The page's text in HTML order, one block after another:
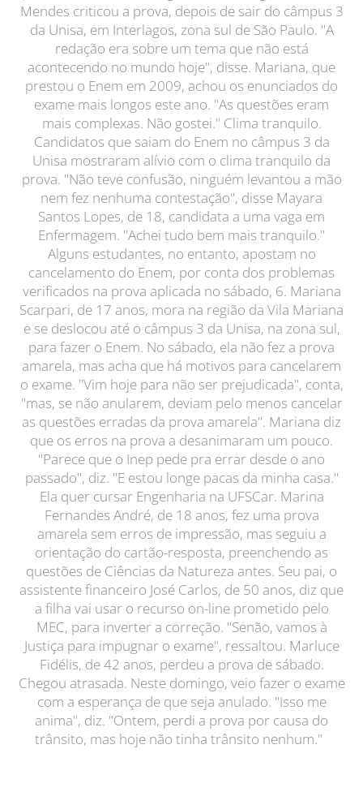
Mendes criticou a prova, depois de sair do câmpus 3
da Unisa, em Interlagos, zona sul de São Paulo. "A
redação era sobre um tema que não está
acontecendo no mundo hoje", disse. Mariana, que
prestou o Enem em 2009, achou os enunciados do
exame mais longos este ano. "As questões eram
mais complexas. Não gostei." Clima tranquilo.
Candidatos que saiam do Enem no câmpus 3 da
Unisa mostraram alívio com o clima tranquilo da
prova. "Não teve confusão, ninguém levantou a mão
nem fez nenhuma contestação", disse Mayara
Santos Lopes, de 18, candidata a uma vaga em
Enfermagem. "Achei tudo bem mais tranquilo."
Alguns estudantes, no entanto, apostam no
cancelamento do Enem, por conta dos problemas
verificados na prova aplicada no sábado, 6. Mariana
Scarpari, de 17 anos, mora na região da Vila Mariana
e se deslocou até o câmpus 3 da Unisa, na zona sul,
para fazer o Enem. No sábado, ela não fez a prova
amarela, mas acha que há motivos para cancelarem
o exame. "Vim hoje para não ser prejudicada", conta,
"mas, se não anularem, deviam pelo menos cancelar
as questões erradas da prova amarela". Mariana diz
que os erros na prova a desanimaram um pouco.
"Parece que o Inep pede pra errar desde o ano
passado", diz. "E estou longe pacas da minha casa."
Ela quer cursar Engenharia na UFSCar. Marina
Fernandes André, de 18 anos, fez uma prova
amarela sem erros de impressão, mas seguiu a
orientação do cartão-resposta, preenchendo as
questões de Ciências da Natureza antes. Seu pai, o
assistente financeiro José Carlos, de 50 anos, diz que
a filha vai usar o recurso on-line prometido pelo
MEC, para inverter a correção. "Senão, vamos à
Justiça para impugnar o exame", ressaltou. Marluce
Fidélis, de 42 anos, perdeu a prova de sábado.
Chegou atrasada. Neste domingo, veio fazer o exame
com a esperança de que seja anulado. "Isso me
anima", diz. "Ontem, perdi a prova por causa do
trânsito, mas hoje não tinha trânsito nenhum."